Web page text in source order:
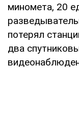
миномета, 20
потерял
два